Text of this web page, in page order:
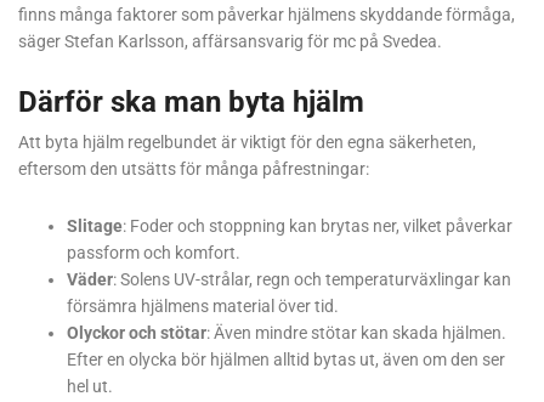
finns många faktorer som påverkar hjälmens skyddande förmåga,
säger Stefan Karlsson, affärsansvarig för mc på Svedea.
Därför ska man byta hjälm
Att byta hjälm regelbundet är viktigt för den egna säkerheten,
eftersom den utsätts för många påfrestningar:
Slitage: Foder och stoppning kan brytas ner, vilket påverkar
passform och komfort.
Väder: Solens UV-strålar, regn och temperaturväxlingar kan
försämra hjälmens material över tid.
Olyckor och stötar: Även mindre stötar kan skada hjälmen.
Efter en olycka bör hjälmen alltid bytas ut, även om den ser
hel ut.